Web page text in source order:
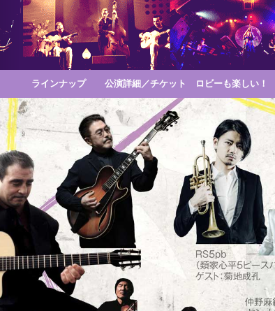
ラインナップ 公演詳細／チケット ロビーも楽しい！